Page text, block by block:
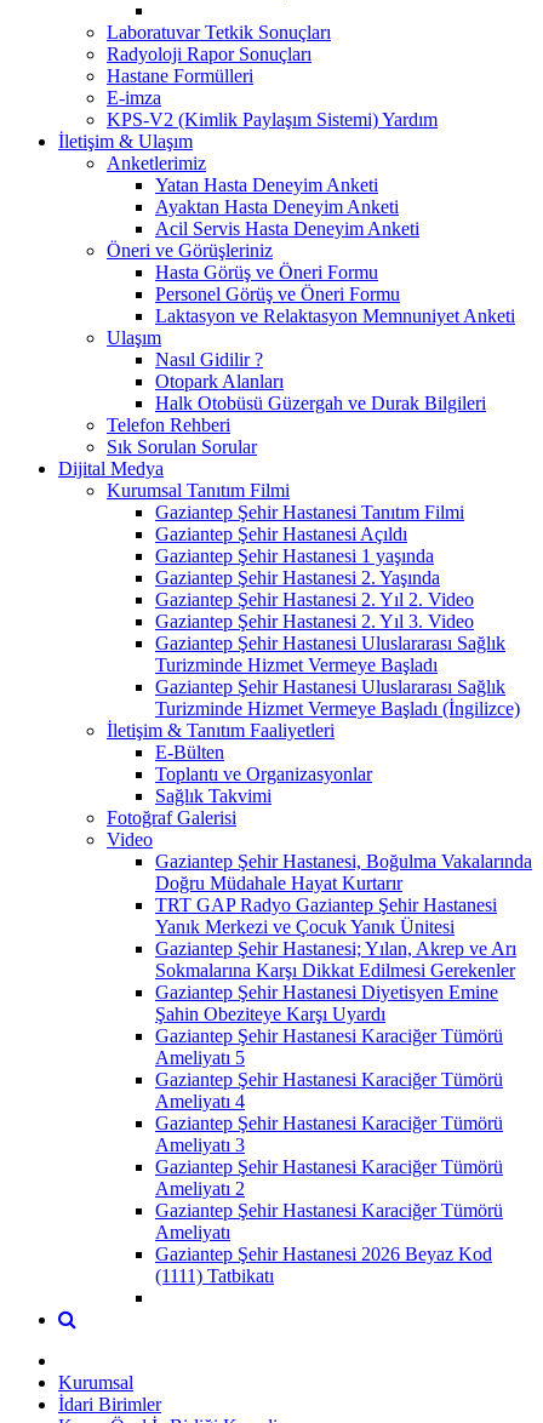
Laboratuvar Tetkik Sonuçları
Radyoloji Rapor Sonuçları
Hastane Formülleri
E-imza
KPS-V2 (Kimlik Paylaşım Sistemi) Yardım
İletişim & Ulaşım
Anketlerimiz
Yatan Hasta Deneyim Anketi
Ayaktan Hasta Deneyim Anketi
Acil Servis Hasta Deneyim Anketi
Öneri ve Görüşleriniz
Hasta Görüş ve Öneri Formu
Personel Görüş ve Öneri Formu
Laktasyon ve Relaktasyon Memnuniyet Anketi
Ulaşım
Nasıl Gidilir ?
Otopark Alanları
Halk Otobüsü Güzergah ve Durak Bilgileri
Telefon Rehberi
Sık Sorulan Sorular
Dijital Medya
Kurumsal Tanıtım Filmi
Gaziantep Şehir Hastanesi Tanıtım Filmi
Gaziantep Şehir Hastanesi Açıldı
Gaziantep Şehir Hastanesi 1 yaşında
Gaziantep Şehir Hastanesi 2. Yaşında
Gaziantep Şehir Hastanesi 2. Yıl 2. Video
Gaziantep Şehir Hastanesi 2. Yıl 3. Video
Gaziantep Şehir Hastanesi Uluslararası Sağlık
Turizminde Hizmet Vermeye Başladı
Gaziantep Şehir Hastanesi Uluslararası Sağlık
Turizminde Hizmet Vermeye Başladı (İngilizce)
İletişim & Tanıtım Faaliyetleri
E-Bülten
Toplantı ve Organizasyonlar
Sağlık Takvimi
Fotoğraf Galerisi
Video
Gaziantep Şehir Hastanesi, Boğulma Vakalarında
Doğru Müdahale Hayat Kurtarır
TRT GAP Radyo Gaziantep Şehir Hastanesi
Yanık Merkezi ve Çocuk Yanık Ünitesi
Gaziantep Şehir Hastanesi; Yılan, Akrep ve Arı
Sokmalarına Karşı Dikkat Edilmesi Gerekenler
Gaziantep Şehir Hastanesi Diyetisyen Emine
Şahin Obeziteye Karşı Uyardı
Gaziantep Şehir Hastanesi Karaciğer Tümörü
Ameliyatı 5
Gaziantep Şehir Hastanesi Karaciğer Tümörü
Ameliyatı 4
Gaziantep Şehir Hastanesi Karaciğer Tümörü
Ameliyatı 3
Gaziantep Şehir Hastanesi Karaciğer Tümörü
Ameliyatı 2
Gaziantep Şehir Hastanesi Karaciğer Tümörü
Ameliyatı
Gaziantep Şehir Hastanesi 2026 Beyaz Kod
(1111) Tatbikatı
Kurumsal
İdari Birimler